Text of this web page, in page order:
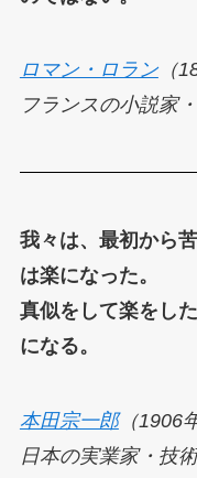
ロマン・ロラン（
フランスの小説家
我々は、最初から
は楽になった。
真似をして楽をし
になる。
本田宗一郎（1906
日本の実業家・技